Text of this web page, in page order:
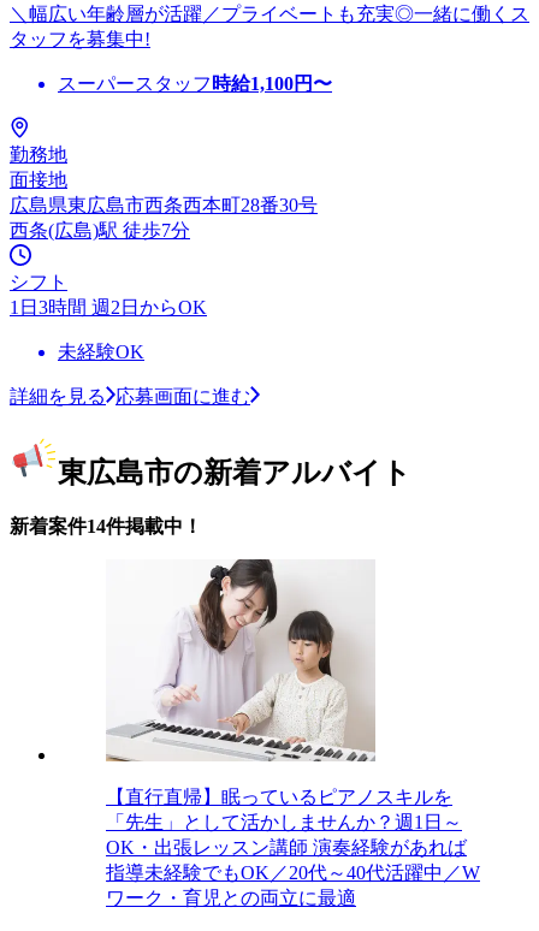
＼幅広い年齢層が活躍／プライベートも充実◎一緒に働くス
タッフを募集中!
スーパースタッフ 時給1,100円〜
勤務地
面接地
広島県東広島市西条西本町28番30号
西条(広島)駅 徒歩7分
シフト
1日3時間 週2日からOK
未経験OK
詳細を見る 応募画面に進む
東広島市の新着アルバイト
新着案件14件掲載中！
【直行直帰】眠っているピアノスキルを
「先生」として活かしませんか？週1日～
OK・出張レッスン講師 演奏経験があれば
指導未経験でもOK／20代～40代活躍中／W
ワーク・育児との両立に最適